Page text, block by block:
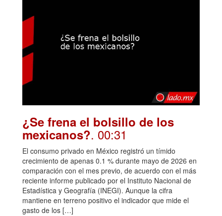
¿Se frena el bolsillo de los
mexicanos?. 00:31
El consumo privado en México registró un tímido
crecimiento de apenas 0.1 % durante mayo de 2026 en
comparación con el mes previo, de acuerdo con el más
reciente informe publicado por el Instituto Nacional de
Estadística y Geografía (INEGI). Aunque la cifra
mantiene en terreno positivo el indicador que mide el
gasto de los […]